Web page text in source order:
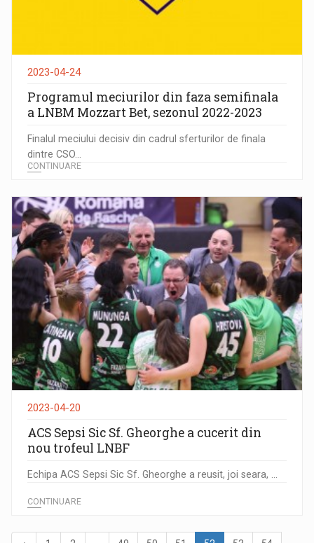
2023-04-24
Programul meciurilor din faza semifinala
a LNBM Mozzart Bet, sezonul 2022-2023
Finalul meciului decisiv din cadrul sferturilor de finala
dintre CSO...
CONTINUARE
2023-04-20
ACS Sepsi Sic Sf. Gheorghe a cucerit din
nou trofeul LNBF
Echipa ACS Sepsi Sic Sf. Gheorghe a reusit, joi seara, ...
CONTINUARE